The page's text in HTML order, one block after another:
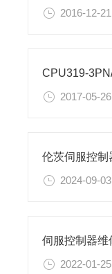
2016-12-21
2017-05-26
2024-09-03
2022-01-25